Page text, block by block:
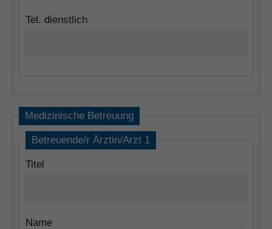
Tel. dienstlich
Medizinische Betreuung
Betreuende/r Ärztin/Arzt 1
Titel
Name